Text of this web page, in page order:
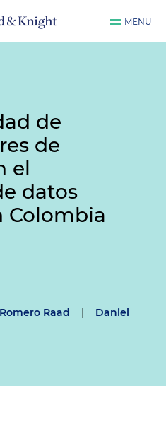
MENU
de
de
el
datos
Colombia
Raad |
Daniel